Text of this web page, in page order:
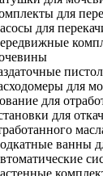
для
для
для
для
для
ванны